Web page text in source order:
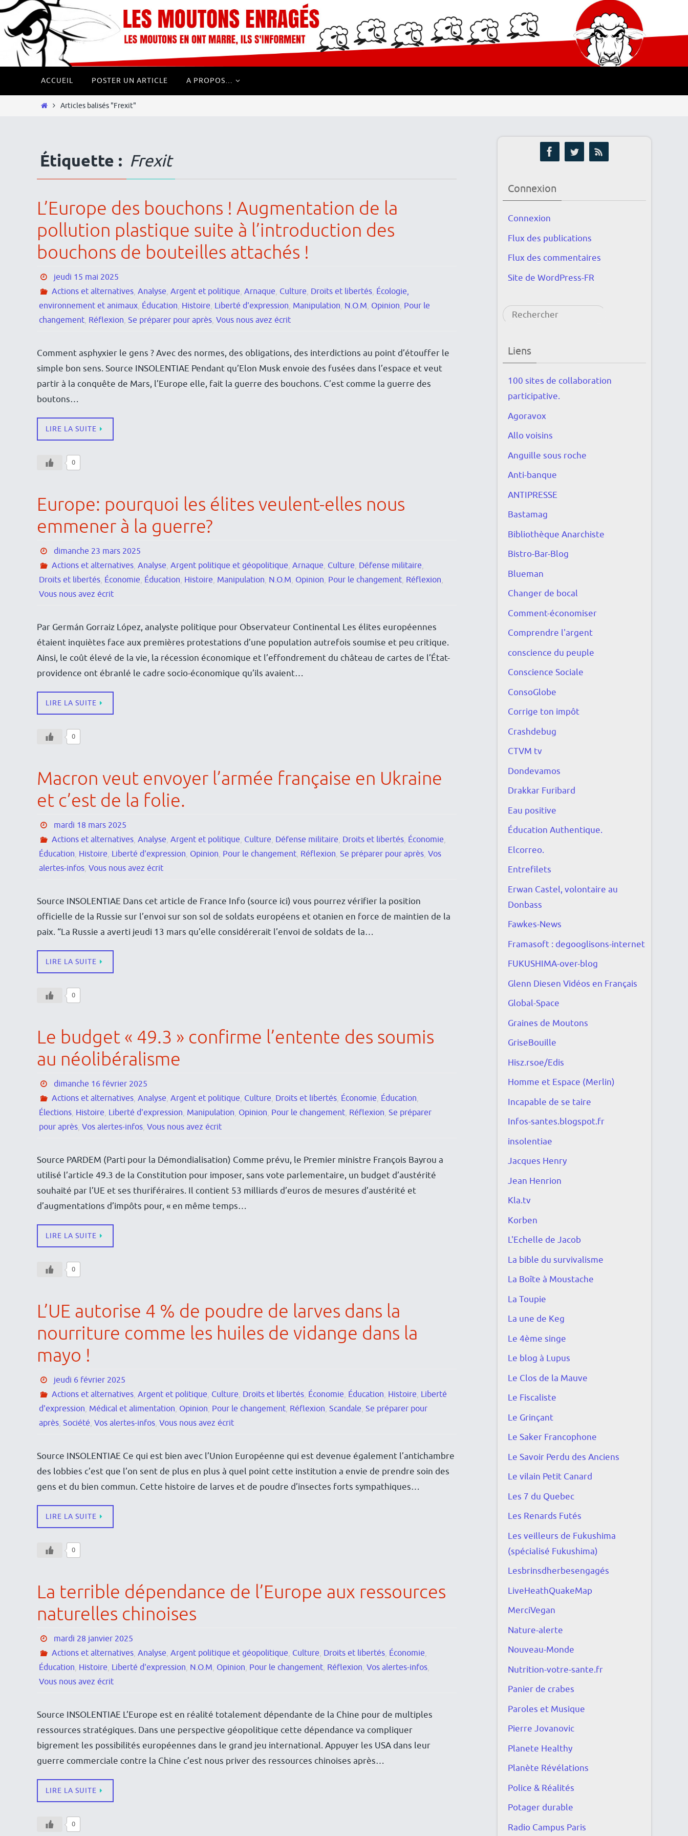
Panneau de gestion des cookies
Passer
le
contenu
le
ACCUEIL POSTER UN ARTICLE A PROPOS…
HomeArticles balisés "Frexit"
Étiquette : Frexit
L’Europe des bouchons ! Augmentation de la
pollution plastique suite à l’introduction des
bouchons de bouteilles attachés !
jeudi 15 mai 2025
Actions et alternatives, Analyse, Argent et politique, Arnaque, Culture, Droits et libertés, Écologie,
environnement et animaux, Éducation, Histoire, Liberté d'expression, Manipulation, N.O.M, Opinion, Pour le
changement, Réflexion, Se préparer pour après, Vous nous avez écrit
Comment asphyxier le gens ? Avec des normes, des obligations, des interdictions au point d’étouffer le
simple bon sens. Source INSOLENTIAE Pendant qu’Elon Musk envoie des fusées dans l’espace et veut
partir à la conquête de Mars, l’Europe elle, fait la guerre des bouchons. C’est comme la guerre des
boutons…
LIRE LA SUITE
0
Europe: pourquoi les élites veulent-elles nous
emmener à la guerre?
dimanche 23 mars 2025
Actions et alternatives, Analyse, Argent politique et géopolitique, Arnaque, Culture, Défense militaire,
Droits et libertés, Économie, Éducation, Histoire, Manipulation, N.O.M, Opinion, Pour le changement, Réflexion,
Vous nous avez écrit
Par Germán Gorraiz López, analyste politique pour Observateur Continental Les élites européennes
étaient inquiètes face aux premières protestations d’une population autrefois soumise et peu critique.
Ainsi, le coût élevé de la vie, la récession économique et l’effondrement du château de cartes de l’État-
providence ont ébranlé le cadre socio-économique qu’ils avaient…
LIRE LA SUITE
0
Macron veut envoyer l’armée française en Ukraine
et c’est de la folie.
mardi 18 mars 2025
Actions et alternatives, Analyse, Argent et politique, Culture, Défense militaire, Droits et libertés, Économie,
Éducation, Histoire, Liberté d'expression, Opinion, Pour le changement, Réflexion, Se préparer pour après, Vos
alertes-infos, Vous nous avez écrit
Source INSOLENTIAE Dans cet article de France Info (source ici) vous pourrez vérifier la position
officielle de la Russie sur l’envoi sur son sol de soldats européens et otanien en force de maintien de la
paix. “La Russie a averti jeudi 13 mars qu’elle considérerait l’envoi de soldats de la…
LIRE LA SUITE
0
Le budget « 49.3 » confirme l’entente des soumis
au néolibéralisme
dimanche 16 février 2025
Actions et alternatives, Analyse, Argent et politique, Culture, Droits et libertés, Économie, Éducation,
Élections, Histoire, Liberté d'expression, Manipulation, Opinion, Pour le changement, Réflexion, Se préparer
pour après, Vos alertes-infos, Vous nous avez écrit
Source PARDEM (Parti pour la Démondialisation) Comme prévu, le Premier ministre François Bayrou a
utilisé l’article 49.3 de la Constitution pour imposer, sans vote parlementaire, un budget d’austérité
souhaité par l’UE et ses thuriféraires. Il contient 53 milliards d’euros de mesures d’austérité et
d’augmentations d’impôts pour, « en même temps…
LIRE LA SUITE
0
L’UE autorise 4 % de poudre de larves dans la
nourriture comme les huiles de vidange dans la
mayo !
jeudi 6 février 2025
Actions et alternatives, Argent et politique, Culture, Droits et libertés, Économie, Éducation, Histoire, Liberté
d'expression, Médical et alimentation, Opinion, Pour le changement, Réflexion, Scandale, Se préparer pour
après, Société, Vos alertes-infos, Vous nous avez écrit
Source INSOLENTIAE Ce qui est bien avec l’Union Européenne qui est devenue également l’antichambre
des lobbies c’est que l’on sent de plus en plus à quel point cette institution a envie de prendre soin des
gens et du bien commun. Cette histoire de larves et de poudre d’insectes forts sympathiques…
LIRE LA SUITE
0
La terrible dépendance de l’Europe aux ressources
naturelles chinoises
mardi 28 janvier 2025
Actions et alternatives, Analyse, Argent politique et géopolitique, Culture, Droits et libertés, Économie,
Éducation, Histoire, Liberté d'expression, N.O.M, Opinion, Pour le changement, Réflexion, Vos alertes-infos,
Vous nous avez écrit
Source INSOLENTIAE L’Europe est en réalité totalement dépendante de la Chine pour de multiples
ressources stratégiques. Dans une perspective géopolitique cette dépendance va compliquer
bigrement les possibilités européennes dans le grand jeu international. Appuyer les USA dans leur
guerre commerciale contre la Chine c’est nous priver des ressources chinoises après…
LIRE LA SUITE
0
Connexion
Connexion
Flux des publications
Flux des commentaires
Site de WordPress-FR
Rechercher
Liens
100 sites de collaboration
participative.
Agoravox
Allo voisins
Anguille sous roche
Anti-banque
ANTIPRESSE
Bastamag
Bibliothèque Anarchiste
Bistro-Bar-Blog
Blueman
Changer de bocal
Comment-économiser
Comprendre l'argent
conscience du peuple
Conscience Sociale
ConsoGlobe
Corrige ton impôt
Crashdebug
CTVM tv
Dondevamos
Drakkar Furibard
Eau positive
Éducation Authentique.
Elcorreo.
Entrefilets
Erwan Castel, volontaire au
Donbass
Fawkes-News
Framasoft : degooglisons-internet
FUKUSHIMA-over-blog
Glenn Diesen Vidéos en Français
Global-Space
Graines de Moutons
GriseBouille
Hisz.rsoe/Edis
Homme et Espace (Merlin)
Incapable de se taire
Infos-santes.blogspot.fr
insolentiae
Jacques Henry
Jean Henrion
Kla.tv
Korben
L'Echelle de Jacob
La bible du survivalisme
La Boîte à Moustache
La Toupie
La une de Keg
Le 4ème singe
Le blog à Lupus
Le Clos de la Mauve
Le Fiscaliste
Le Grinçant
Le Saker Francophone
Le Savoir Perdu des Anciens
Le vilain Petit Canard
Les 7 du Quebec
Les Renards Futés
Les veilleurs de Fukushima
(spécialisé Fukushima)
Lesbrinsdherbesengagés
LiveHeathQuakeMap
MerciVegan
Nature-alerte
Nouveau-Monde
Nutrition-votre-sante.fr
Panier de crabes
Paroles et Musique
Pierre Jovanovic
Planete Healthy
Planète Révélations
Police & Réalités
Potager durable
Radio Campus Paris